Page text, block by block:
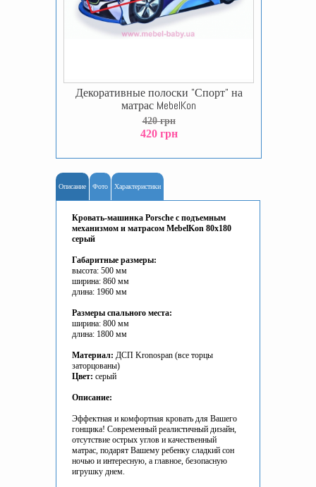
Декоративные полоски "Спорт" на
матрас MebelKon
420 грн
420 грн
Описание Фото Характеристики
Кровать-машинка Porsche с подъемным
механизмом и матрасом MebelKon 80x180
серый
Габаритные размеры:
высота: 500 мм
ширина: 860 мм
длина: 1960 мм
Размеры спального места:
ширина: 800 мм
длина: 1800 мм
Материал: ДСП Kronospan (все торцы
заторцованы)
Цвет: серый
Описание:
Эффектная и комфортная кровать для Вашего
гонщика! Современный реалистичный дизайн,
отсутствие острых углов и качественный
матрас, подарят Вашему ребенку сладкий сон
ночью и интересную, а главное, безопасную
игрушку днем.